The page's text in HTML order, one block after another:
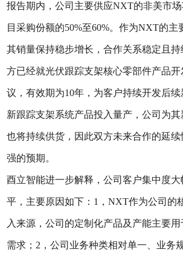
报告期内，公司主要供应NXT的非美市
目采购份额的50%至60%。作为NXT的主
其销量保持稳步增长，合作关系稳定且持
方已经就光伏跟踪支架核心零部件产品
议，有效期为10年，为客户持续开发后
新跟踪支架系统产品投入量产，公司为
也将持续供货，因此双方未来合作的延
强的预期。
酉立智能进一步解释，公司客户集中度
平，主要原因如下：1，NXT作为公司的
入来源，公司的定制化产品及产能主要
需求；2，公司业务种类相对单一、业务